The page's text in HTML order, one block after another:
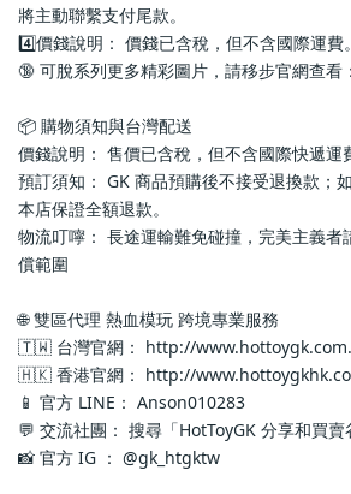
將主動聯繫支付尾款。
4️⃣價錢說明： 價錢已含稅，但不含國際運費。
🔞 可脫系列更多精彩圖片，請移步官網查看
📦 購物須知與台灣配送
價錢說明： 售價已含稅，但不含國際快遞運
預訂須知： GK 商品預購後不接受退換款；
本店保證全額退款。
物流叮嚀： 長途運輸難免碰撞，完美主義者
償範圍
🌐 雙區代理 熱血模玩 跨境專業服務
🇹🇼 台灣官網： http://
🇭🇰 香港官網： http://
📱 官方 LINE： Anson010283
💬 交流社團： 搜尋「HotToyGK 分享和買賣
📸 官方 IG ： @gk_htgktw